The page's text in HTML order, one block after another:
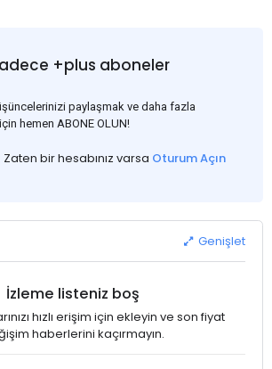
about sales of 15,000-20,000 t at $485/t
weeks ago was circulating in the market, but it
at the time of publication. This was a re-
material provided by a Russian mill.
+plus aboneler
paylaşmak ve daha fazla
hemen ABONE OLUN!
Zaten bir hesabınız varsa Oturum Açın
Genişlet
İzleme listeniz boş
hızlı erişim için ekleyin ve son fiyat
haberlerini kaçırmayın.